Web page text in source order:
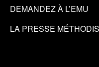
DEMANDEZ À L’EMU
LA PRESSE